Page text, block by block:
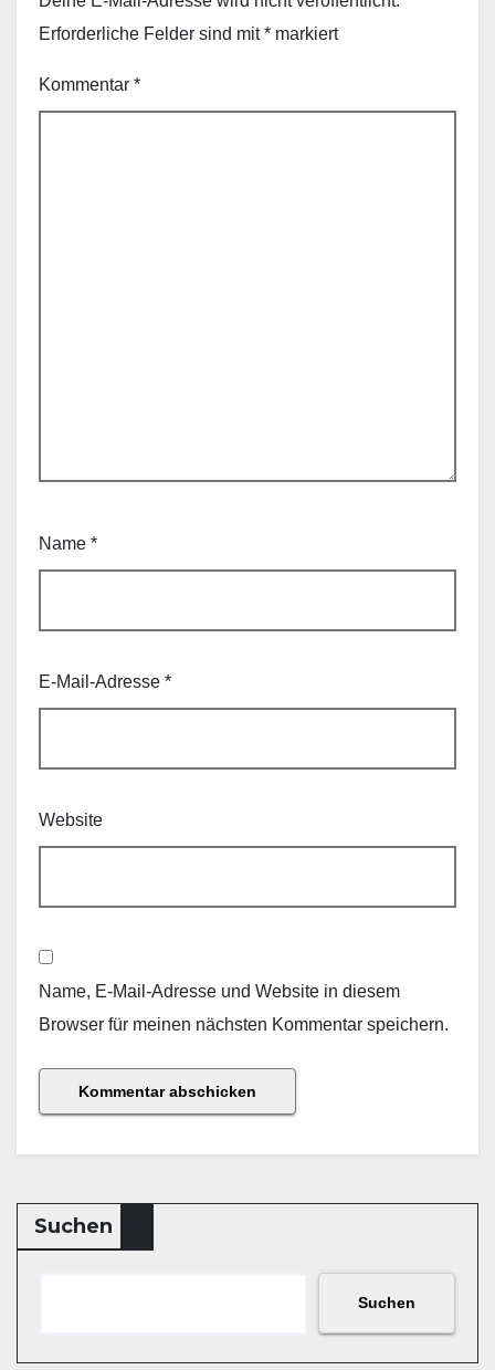
Erforderliche Felder sind mit* markiert
Kommentar *
Name *
E-Mail-Adresse *
Website
Name, E-Mail-Adresse und Website in diesem
Browser für meinen nächsten Kommentar speichern.
Suchen
Suchen